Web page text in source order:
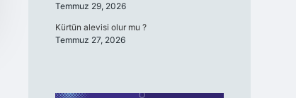
Temmuz 29, 2026
Kürtün alevisi olur mu ?
Temmuz 27, 2026